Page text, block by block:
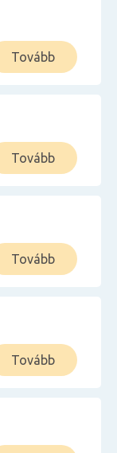
Tovább
Tovább
Tovább
Tovább